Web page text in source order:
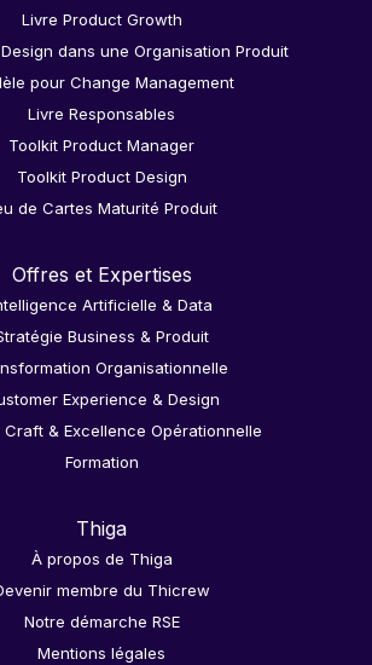
Livre Product Growth
dans une Organisation Produit
pour Change Management
Livre Responsables
Toolkit Product Manager
Toolkit Product Design
de Cartes Maturité Produit
Offres et Expertises
Artificielle & Data
Business & Produit
Organisationnelle
Experience & Design
Craft & Excellence Opérationnelle
Formation
Thiga
À propos de Thiga
membre du Thicrew
Notre démarche RSE
Mentions légales